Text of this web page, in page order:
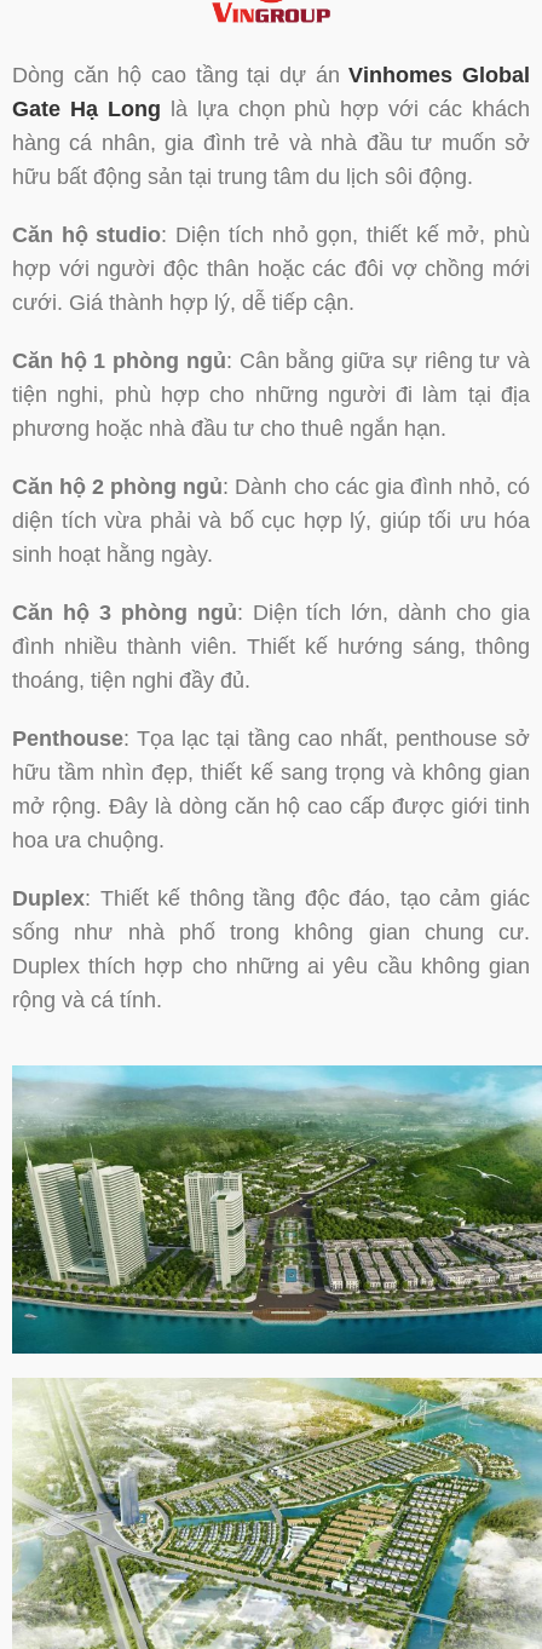
Dòng căn hộ cao tầng tại dự ánVinhomes Global
Gate Hạ Long là lựa chọn phù hợp với các khách
hàng cá nhân, gia đình trẻ và nhà đầu tư muốn sở
hữu bất động sản tại trung tâm du lịch sôi động.
Căn hộ studio: Diện tích nhỏ gọn, thiết kế mở, phù
hợp với người độc thân hoặc các đôi vợ chồng mới
cưới. Giá thành hợp lý, dễ tiếp cận.
Căn hộ 1 phòng ngủ: Cân bằng giữa sự riêng tư và
tiện nghi, phù hợp cho những người đi làm tại địa
phương hoặc nhà đầu tư cho thuê ngắn hạn.
Căn hộ 2 phòng ngủ: Dành cho các gia đình nhỏ, có
diện tích vừa phải và bố cục hợp lý, giúp tối ưu hóa
sinh hoạt hằng ngày.
Căn hộ 3 phòng ngủ: Diện tích lớn, dành cho gia
đình nhiều thành viên. Thiết kế hướng sáng, thông
thoáng, tiện nghi đầy đủ.
Penthouse: Tọa lạc tại tầng cao nhất, penthouse sở
hữu tầm nhìn đẹp, thiết kế sang trọng và không gian
mở rộng. Đây là dòng căn hộ cao cấp được giới tinh
hoa ưa chuộng.
Duplex: Thiết kế thông tầng độc đáo, tạo cảm giác
sống như nhà phố trong không gian chung cư.
Duplex thích hợp cho những ai yêu cầu không gian
rộng và cá tính.